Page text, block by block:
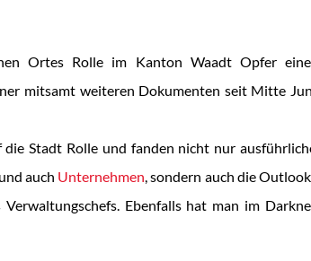
Ortes Rolle im Kanton Waadt Opfer
mitsamt weiteren Dokumenten seit Mitte
Stadt Rolle und fanden nicht nur
auch Unternehmen, sondern auch die
Ebenfalls hat man im